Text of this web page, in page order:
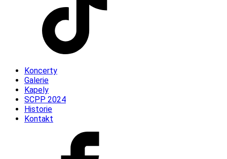
Koncerty
Galerie
Kapely
SCPP 2024
Historie
Kontakt